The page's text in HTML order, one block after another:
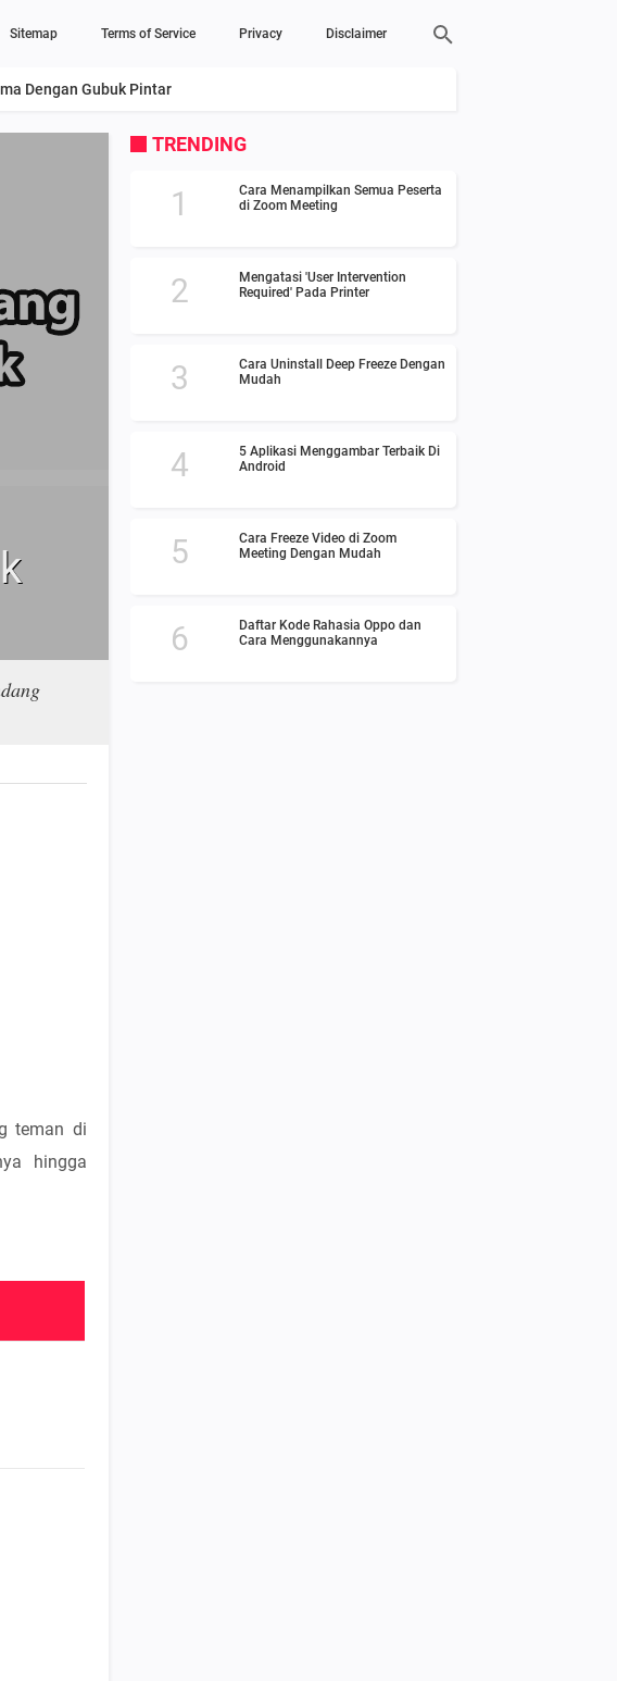
Sitemap Terms of Service Privacy Disclaimer
Dengan Gubuk Pintar
teman di
hingga
TRENDING
Cara Menampilkan Semua Peserta
di Zoom Meeting
Mengatasi 'User Intervention
Required' Pada Printer
Cara Uninstall Deep Freeze Dengan
Mudah
5 Aplikasi Menggambar Terbaik Di
Android
Cara Freeze Video di Zoom
Meeting Dengan Mudah
Daftar Kode Rahasia Oppo dan
Cara Menggunakannya